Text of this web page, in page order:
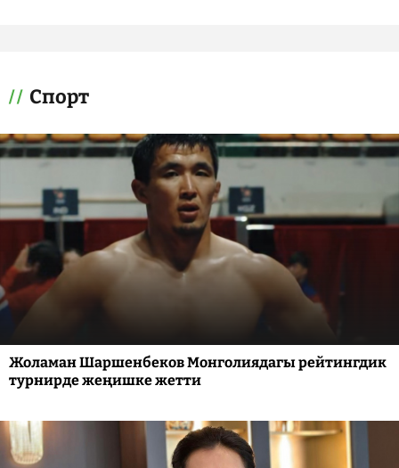
Спорт
Жоламан Шаршенбеков Монголиядагы рейтингдик
турнирде жеңишке жетти